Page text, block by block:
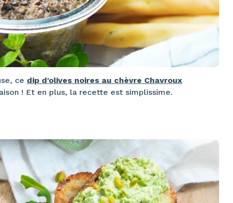
ce dip d'olives noires au chèvre Chavroux
! Et en plus, la recette est simplissime.